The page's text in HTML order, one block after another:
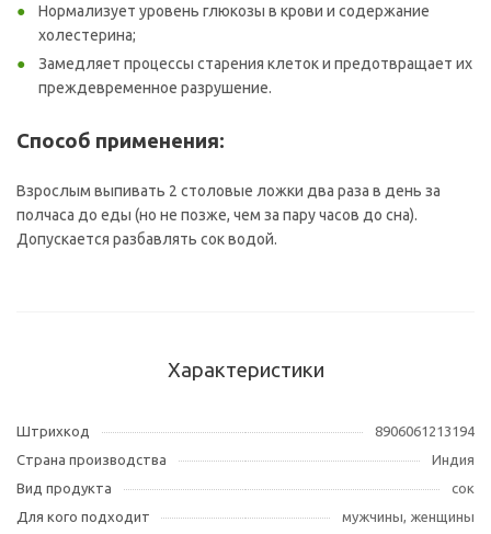
Нормализует уровень глюкозы в крови и содержание
холестерина;
Замедляет процессы старения клеток и предотвращает их
преждевременное разрушение.
Способ применения:
Взрослым выпивать 2 столовые ложки два раза в день за
полчаса до еды (но не позже, чем за пару часов до сна).
Допускается разбавлять сок водой.
Характеристики
Штрихкод
8906061213194
Страна производства
Индия
Вид продукта
сок
Для кого подходит
мужчины, женщины